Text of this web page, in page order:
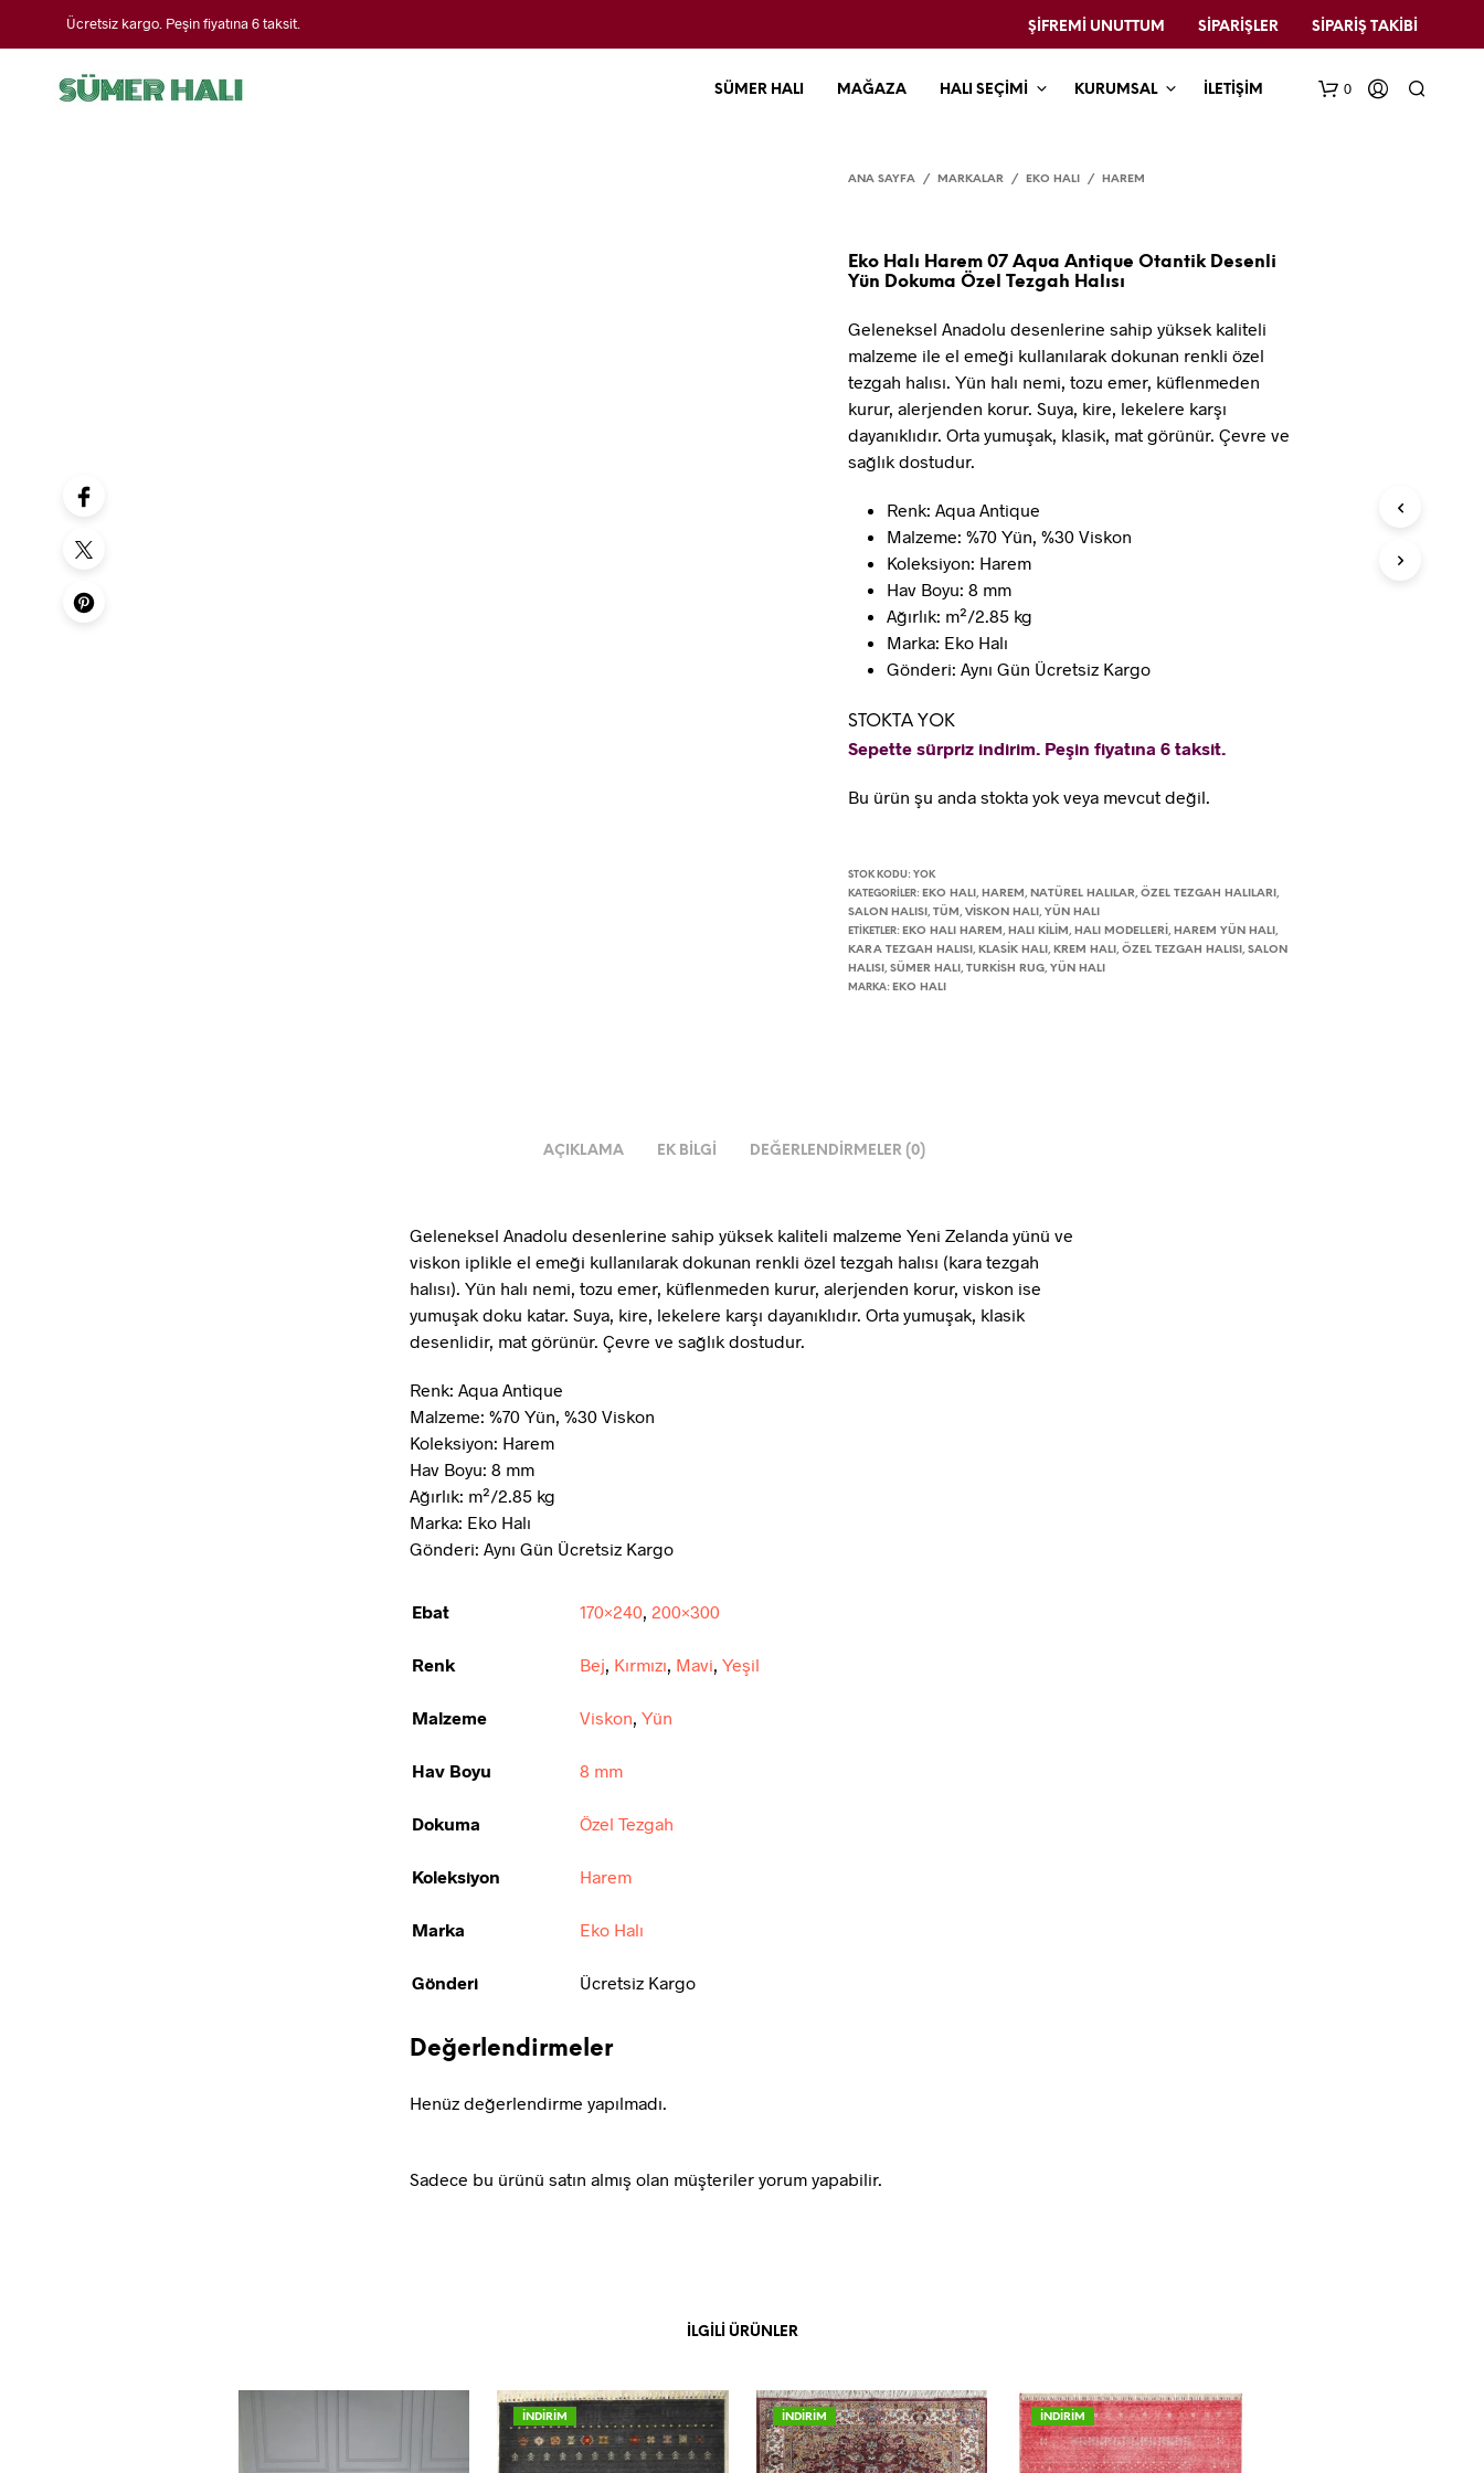
Ücretsiz kargo. Peşin fiyatına 6 taksit. ŞIFREMI UNUTTUM SIPARIŞLER SIPARIŞ TAKIBI
SÜMER HALI MAĞAZA HALI SEÇİMİ KURUMSAL İLETİŞİM 0
ANA SAYFA / MARKALAR / EKO HALI / HAREM
Eko Halı Harem 07 Aqua Antique Otantik Desenli
Yün Dokuma Özel Tezgah Halısı
Geleneksel Anadolu desenlerine sahip yüksek kaliteli
malzeme ile el emeği kullanılarak dokunan renkli özel
tezgah halısı. Yün halı nemi, tozu emer, küflenmeden
kurur, alerjenden korur. Suya, kire, lekelere karşı
dayanıklıdır. Orta yumuşak, klasik, mat görünür. Çevre ve
sağlık dostudur.
Renk: Aqua Antique
Malzeme: %70 Yün, %30 Viskon
Koleksiyon: Harem
Hav Boyu: 8 mm
Ağırlık: m²/2.85 kg
Marka: Eko Halı
Gönderi: Aynı Gün Ücretsiz Kargo
STOKTA YOK
Sepette sürpriz indirim. Peşin fiyatına 6 taksit.
Bu ürün şu anda stokta yok veya mevcut değil.
STOK KODU:YOK
KATEGORILER: EKO HALI , HAREM , NATÜREL HALILAR,ÖZEL TEZGAH HALILARI ,
SALON HALISI ,TÜM ,VISKON HALI , YÜN HALI
ETIKETLER: EKO HALI HAREM , HALI KILIM , HALI MODELLERI , HAREM YÜN HALI ,
KARA TEZGAH HALISI , KLASIK HALI , KREM HALI ,ÖZEL TEZGAH HALISI ,SALON
HALISI ,SÜMER HALI ,TURKISH RUG, YÜN HALI
MARKA: EKO HALI
AÇIKLAMA EK BILGI DEĞERLENDIRMELER (0)
Geleneksel Anadolu desenlerine sahip yüksek kaliteli malzeme Yeni Zelanda yünü ve
viskon iplikle el emeği kullanılarak dokunan renkli özel tezgah halısı (kara tezgah
halısı). Yün halı nemi, tozu emer, küflenmeden kurur, alerjenden korur, viskon ise
yumuşak doku katar. Suya, kire, lekelere karşı dayanıklıdır. Orta yumuşak, klasik
desenlidir, mat görünür. Çevre ve sağlık dostudur.
Renk: Aqua Antique
Malzeme: %70 Yün, %30 Viskon
Koleksiyon: Harem
Hav Boyu: 8 mm
Ağırlık: m²/2.85 kg
Marka: Eko Halı
Gönderi: Aynı Gün Ücretsiz Kargo
Ebat 170×240, 200×300
Renk Bej, Kırmızı, Mavi, Yeşil
Malzeme Viskon, Yün
Hav Boyu 8 mm
Dokuma Özel Tezgah
Koleksiyon Harem
Marka Eko Halı
Gönderi Ücretsiz Kargo
Değerlendirmeler
Henüz değerlendirme yapılmadı.
Sadece bu ürünü satın almış olan müşteriler yorum yapabilir.
İLGILI ÜRÜNLER
İNDİRİM İNDİRİM İNDİRİM